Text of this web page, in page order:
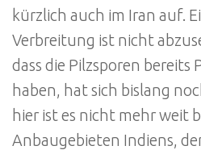
kürzlich auch im Iran auf.
Verbreitung ist nicht
dass die Pilzsporen bereits
haben, hat sich bislang
hier ist es nicht mehr weit
Anbaugebieten Indiens,